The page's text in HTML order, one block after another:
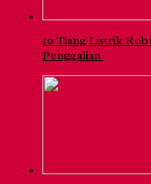
10 Tiang Listrik
Penggalian